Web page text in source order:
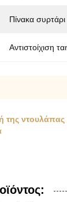
Πίνακα συρτάρι
Αντιστοίχιση
της